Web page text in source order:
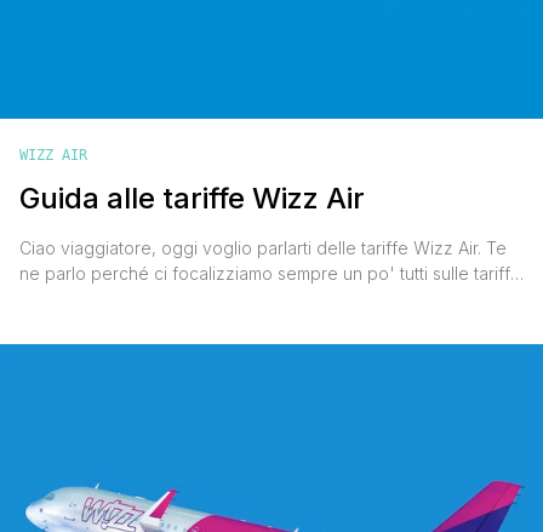
WIZZ AIR
Guida alle tariffe Wizz Air
Ciao viaggiatore, oggi voglio parlarti delle tariffe Wizz Air. Te
ne parlo perché ci focalizziamo sempre un po' tutti sulle tariffe
ci garantisca quel qualcosa in più che la base non ci offre. ).